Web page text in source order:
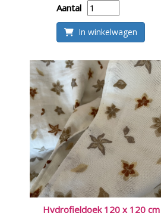
Aantal
In winkelwagen
Hydrofieldoek 120 x 120 cm